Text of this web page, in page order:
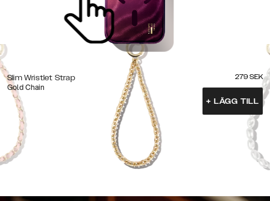
Slim Wristlet Strap
Gold Chain
279 SEK
+ LÄGG TILL